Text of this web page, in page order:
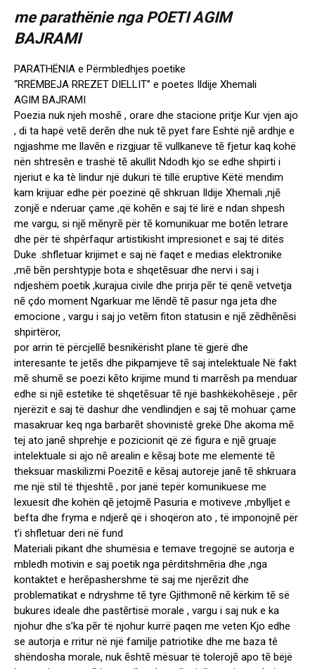
me parathënie nga POETI AGIM
BAJRAMI
PARATHËNIA e Përmbledhjes poetike
“RRËMBEJA RREZET DIELLIT” e poetes Ildije Xhemali
AGIM BAJRAMI
Poezia nuk njeh moshē , orare dhe stacione pritje Kur vjen ajo
, di ta hapë vetē derēn dhe nuk tē pyet fare Eshtë njē ardhje e
ngjashme me llavēn e rizgjuar tē vullkaneve tē fjetur kaq kohë
nën shtresên e trashë tē akullit Ndodh kjo se edhe shpirti i
njeriut e ka tè lindur një dukuri të tillë eruptive Këtë mendim
kam krijuar edhe për poezinë qē shkruan Ildije Xhemali ,njē
zonjē e nderuar çame ,që kohēn e saj të lirë e ndan shpesh
me vargu, si njē mēnyrē për tē komunikuar me botēn letrare
dhe për të shpêrfaqur artistikisht impresionet e saj të ditës
Duke .shfletuar krijimet e saj në faqet e medias elektronike
,mē bēn pershtypje bota e shqetēsuar dhe nervi i saj i
ndjeshëm poetik ,kurajua civile dhe prirja pēr të qenē vetvetja
nē çdo moment Ngarkuar me lēndē tē pasur nga jeta dhe
emocione , vargu i saj jo vetēm fiton statusin e njē zēdhēnēsi
shpirtëror,
por arrin të përcjellē besnikërisht plane të gjerë dhe
interesante te jetēs dhe pikpamjeve tē saj intelektuale Në fakt
mē shumē se poezi kēto krijime mund ti marrēsh pa menduar
edhe si njē estetike të shqetēsuar tē një bashkëkohêseje , pēr
njerëzit e saj të dashur dhe vendlindjen e saj tē mohuar çame
masakruar keq nga barbarēt shovinistê grekë Dhe akoma mē
tej ato janē shprehje e pozicionit që zë figura e njē gruaje
intelektuale si ajo nē arealin e kēsaj bote me elementë tē
theksuar maskilizmi Poezitē e kēsaj autoreje janē tē shkruara
me një stil të thjeshtē , por janë tepër komunikuese me
lexuesit dhe kohën qē jetojmē Pasuria e motiveve ,mbylljet e
befta dhe fryma e ndjerē që i shoqëron ato , të imponojnē për
t’i shfletuar deri në fund
Materiali pikant dhe shumësia e temave tregojnë se autorja e
mbledh motivin e saj poetik nga pêrditshmēria dhe ,nga
kontaktet e herēpashershme të saj me njerēzit dhe
problematikat e ndryshme tē tyre Gjithmonē nē kërkim tē së
bukures ideale dhe pastērtisë morale , vargu i saj nuk e ka
njohur dhe s’ka pēr të njohur kurrë paqen me veten Kjo edhe
se autorja e rritur në një familje patriotike dhe me baza tê
shëndosha morale, nuk ēshtē mësuar të tolerojē apo tē bëjë